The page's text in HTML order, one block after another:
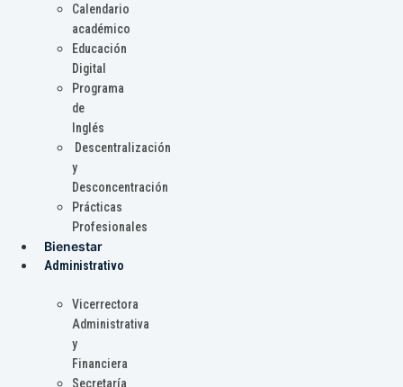
Calendario
académico
Educación
Digital
Programa
de
Inglés
Descentralización
y
Desconcentración
Prácticas
Profesionales
Bienestar
Administrativo
Vicerrectora
Administrativa
y
Financiera
Secretaría